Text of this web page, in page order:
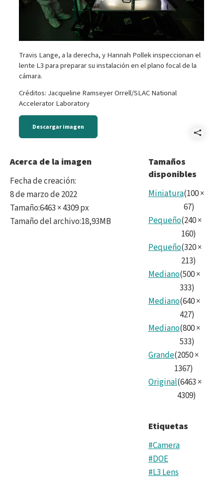
Travis Lange, a la derecha, y Hannah Pollek inspeccionan el
lente L3 para preparar su instalación en el plano focal de la
cámara.
Créditos: Jacqueline Ramseyer Orrell/SLAC National
Accelerator Laboratory
Descargar imagen
Acerca de la imagen
Fecha de creación:
8 de marzo de 2022
Tamaño:6463 × 4309 px
Tamaño del archivo:18,93MB
Tamaños
disponibles
Miniatura(100×
67)
Pequeño(240×
160)
Pequeño(320×
213)
Mediano(500×
333)
Mediano(640×
427)
Mediano(800×
533)
Grande(2050×
1367)
Original(6463 ×
4309)
Etiquetas
#Camera
#DOE
#L3 Lens